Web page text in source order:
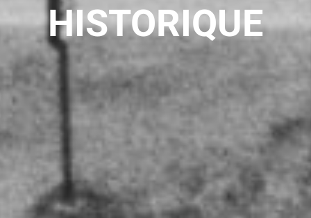
HISTORIQUE